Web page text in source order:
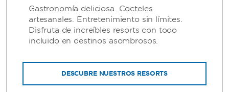
Gastronomía deliciosa. Cocteles
artesanales. Entretenimiento sin límites.
Disfruta de increíbles resorts con todo
incluido en destinos asombrosos.
DESCUBRE NUESTROS RESORTS